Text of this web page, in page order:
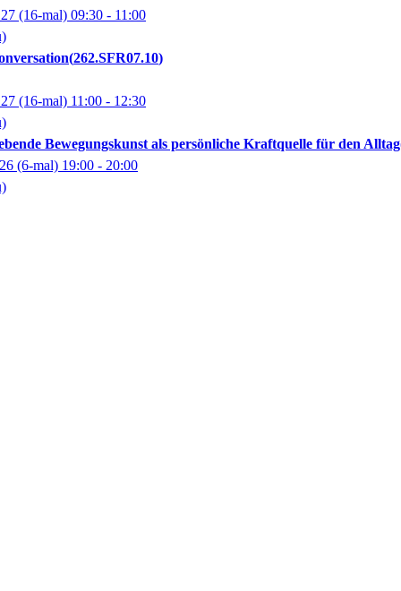
(16-mal) 09:30 - 11:00
262.SFR07.10
(16-mal) 11:00 - 12:30
Bewegungskunst als persönliche Kraftquelle für den Alltag
(6-mal) 19:00 - 20:00